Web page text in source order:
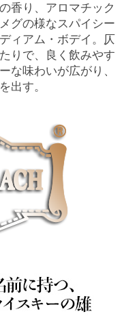
香り、アロマチック
グの様なスパイシー
ィアム・ボデイ。仄
りで、良く飲みやす
な味わいが広がり、
出す。